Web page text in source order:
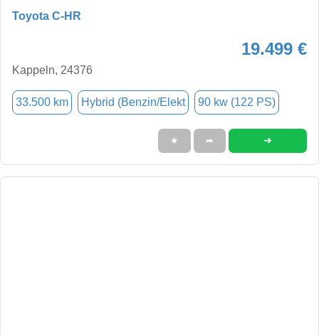
Toyota C-HR
19.499 €
Kappeln, 24376
33.500 km Hybrid (Benzin/Elekt 90 kw (122 PS)
★ ➦ ➜